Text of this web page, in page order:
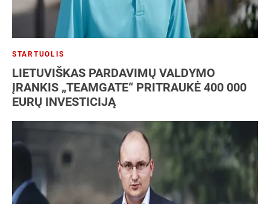
STARTUOLIS
LIETUVIŠKAS PARDAVIMŲ VALDYMO
ĮRANKIS „TEAMGATE“ PRITRAUKĖ 400 000
EURŲ INVESTICIJĄ